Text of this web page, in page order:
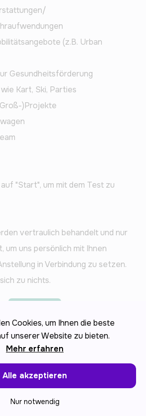
(z.B. Urban
Gesundheitsförderung
Kart, Ski, Parties
)Projekte
"Start", um mit dem Test zu
vertraulich behandelt und nur
um uns persönlich mit Ihnen
in Verbindung zu setzen.
zu nichts.
Cookies, um Ihnen die beste
unserer Website zu bieten.
Mehr erfahren
Alle akzeptieren
Nur notwendig